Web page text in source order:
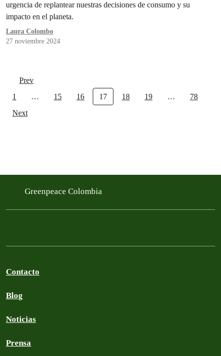
urgencia de replantear nuestras decisiones de consumo y su
impacto en el planeta.
Laura Colombo
27 noviembre 2024
Prev
1
… 15 16 17 18 19 …
78
Next
Greenpeace Colombia
Contacto
Blog
Noticias
Prensa